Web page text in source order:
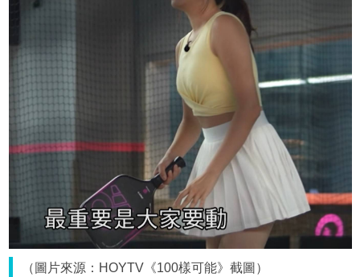
（圖片來源：HOYTV《100樣可能》截圖）